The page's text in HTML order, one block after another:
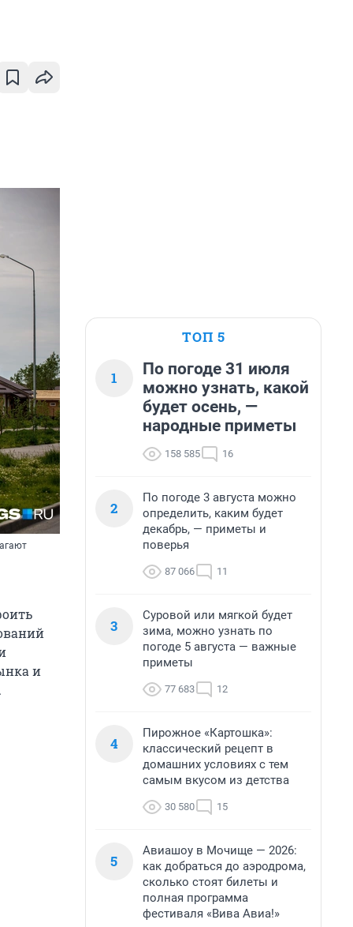
и
ТОП 5
1
По погоде 31 июля
можно узнать, какой
будет осень, —
народные приметы
158 585 16
2
По погоде 3 августа можно
определить, каким будет
декабрь, — приметы и
поверья
87 066 11
3
Суровой или мягкой будет
зима, можно узнать по
погоде 5 августа — важные
приметы
77 683 12
4
Пирожное «Картошка»:
классический рецепт в
домашних условиях с тем
самым вкусом из детства
30 580 15
5
Авиашоу в Мочище — 2026:
как добраться до аэродрома,
сколько стоят билеты и
полная программа
фестиваля «Вива Авиа!»